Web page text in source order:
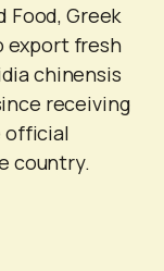
Food, Greek
export fresh
chinensis
receiving
official
country.